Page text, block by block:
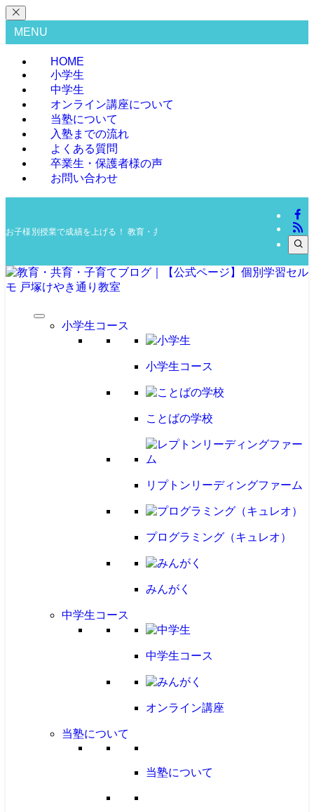
MENU
HOME
小学生
中学生
オンライン講座について
当塾について
入塾までの流れ
よくある質問
卒業生・保護者様の声
お問い合わせ
お子様別授業で成績を上げる！ 教育・共育・子育てブログ
小学生コース
小学生コース
ことばの学校
リプトンリーディングファーム
プログラミング（キュレオ）
みんがく
中学生コース
中学生コース
オンライン講座
当塾について
当塾について